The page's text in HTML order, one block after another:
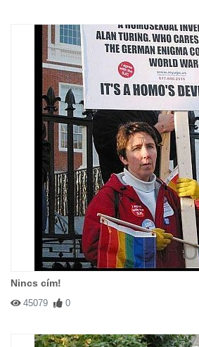
Nincs cím!
45079 0